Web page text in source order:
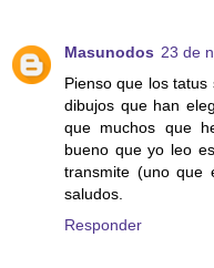
Masunodos 23 de
Pienso que los
dibujos que han
que muchos que
bueno que yo leo
transmite (uno que
saludos.
Responder